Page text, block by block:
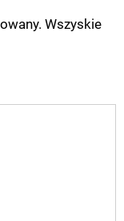
Wszyskie